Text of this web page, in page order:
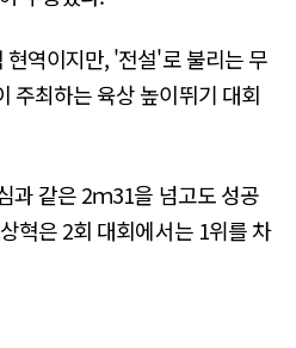
역이지만, '전설'로 불리는 무
주최하는 육상 높이뛰기 대회
과 같은 2ｍ31을 넘고도 성공
혁은 2회 대회에서는 1위를 차